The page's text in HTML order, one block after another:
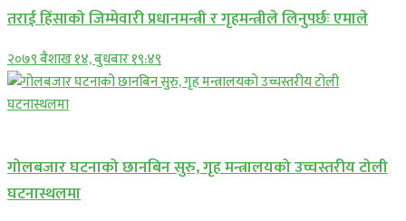
तराई हिंसाको जिम्मेवारी प्रधानमन्त्री र गृहमन्त्रीले लिनुपर्छः एमाले
२०७९ बैशाख १४, बुधबार १९:४९
गोलबजार घटनाको छानबिन सुरु, गृह मन्त्रालयको उच्चस्तरीय टोली
घटनास्थलमा